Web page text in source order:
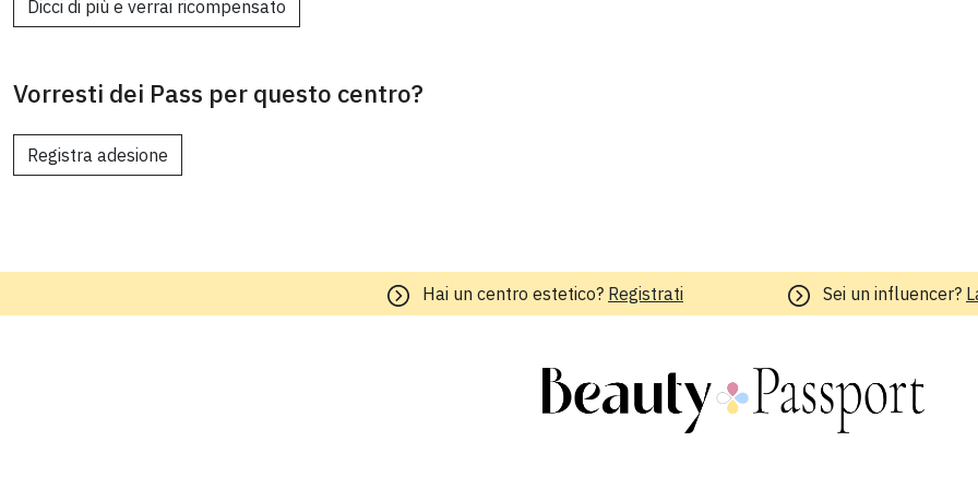
Dicci di più e verrai ricompensato
Vorresti dei Pass per questo centro?
Registra adesione
Hai un centro estetico? Registrati Sei un influencer?